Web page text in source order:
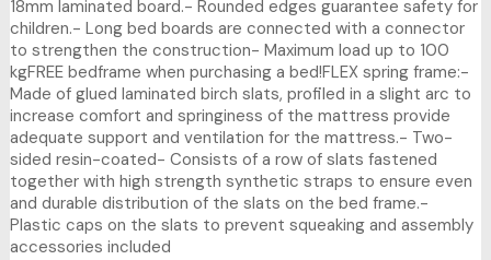
18mm laminated board.- Rounded edges guarantee safety for
children.- Long bed boards are connected with a connector
to strengthen the construction- Maximum load up to 100
kgFREE bedframe when purchasing a bed!FLEX spring frame:-
Made of glued laminated birch slats, profiled in a slight arc to
increase comfort and springiness of the mattress provide
adequate support and ventilation for the mattress.- Two-
sided resin-coated- Consists of a row of slats fastened
together with high strength synthetic straps to ensure even
and durable distribution of the slats on the bed frame.-
Plastic caps on the slats to prevent squeaking and assembly
accessories included